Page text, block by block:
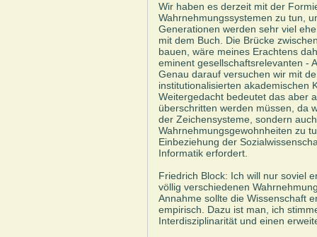
Wir haben es derzeit mit der
Wahrnehmungssystemen zu tun,
Generationen werden sehr viel
mit dem Buch. Die Brücke
bauen, wäre meines Erachtens
eminent gesellschaftsrelevanten -
Genau darauf versuchen wir mit
institutionalisierten akademischen
Weitergedacht bedeutet das aber
überschritten werden müssen, da
der Zeichensysteme, sondern
Wahrnehmungsgewohnheiten zu
Einbeziehung der
Informatik erfordert.
Friedrich Block: Ich will nur soviel
völlig verschiedenen
Annahme sollte die Wissenschaft
empirisch. Dazu ist man, ich
Interdisziplinarität und einen